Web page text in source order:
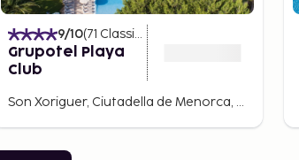
9/10(71 Classificações
Grupotel Playa
Club
Son Xoriguer, Ciutadella de Menorca, Espanha